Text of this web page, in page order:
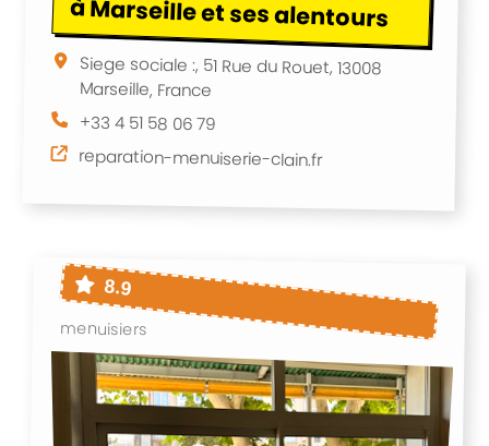
à Marseille et ses alentours
Siege sociale :, 51 Rue du Rouet, 13008
Marseille, France
+33 4 51 58 06 79
reparation-menuiserie-clain.fr
8.9
menuisiers